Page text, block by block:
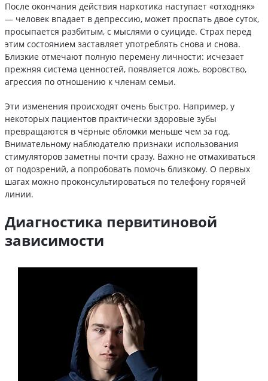
После окончания действия наркотика наступает «отходняк»
— человек впадает в депрессию, может проспать двое суток,
просыпается разбитым, с мыслями о суициде. Страх перед
этим состоянием заставляет употреблять снова и снова.
Близкие отмечают полную перемену личности: исчезает
прежняя система ценностей, появляется ложь, воровство,
агрессия по отношению к членам семьи.
Эти изменения происходят очень быстро. Например, у
некоторых пациентов практически здоровые зубы
превращаются в чёрные обломки меньше чем за год.
Внимательному наблюдателю признаки использования
стимуляторов заметны почти сразу. Важно не отмахиваться
от подозрений, а попробовать помочь близкому. О первых
шагах можно проконсультироваться по телефону горячей
линии.
Диагностика первитиновой
зависимости